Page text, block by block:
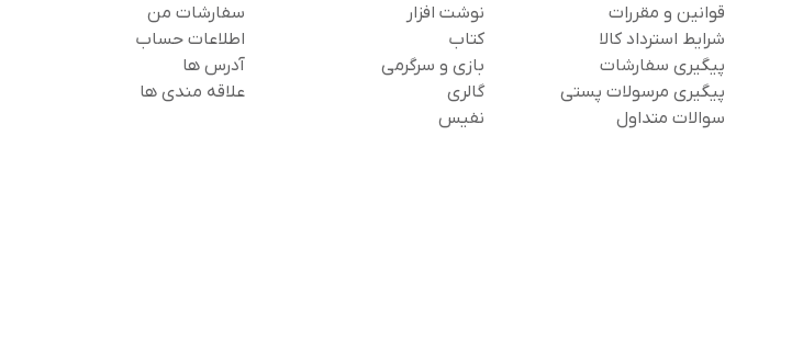
قوانین و مقررات
شرایط استرداد کالا
پیگیری سفارشات
پیگیری مرسولات پستی
سوالات متداول
نوشت افزار
کتاب
بازی و سرگرمی
گالری
نفیس
سفارشات من
اطلاعات حساب
آدرس ها
علاقه مندی ها